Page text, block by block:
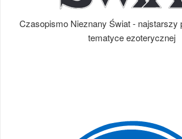
Czasopismo Nieznany Świat - najstarszy
tematyce ezoterycznej